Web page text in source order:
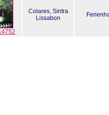
Colares, Sintra
Lissabon